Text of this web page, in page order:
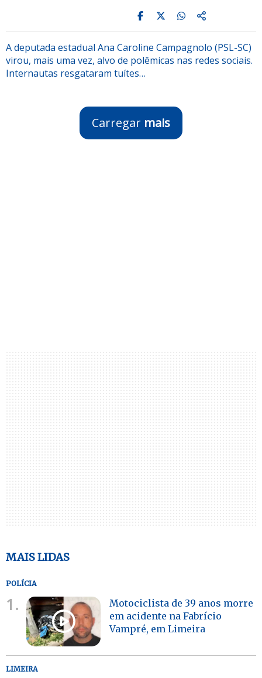
A deputada estadual Ana Caroline Campagnolo (PSL-SC)
virou, mais uma vez, alvo de polêmicas nas redes sociais.
Internautas resgataram tuítes…
Carregar mais
MAIS LIDAS
POLÍCIA
1.
Motociclista de 39 anos morre
em acidente na Fabrício
Vampré, em Limeira
LIMEIRA